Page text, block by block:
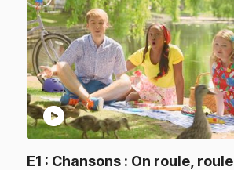
play_circle
E1 : Chansons : On roule, roule.